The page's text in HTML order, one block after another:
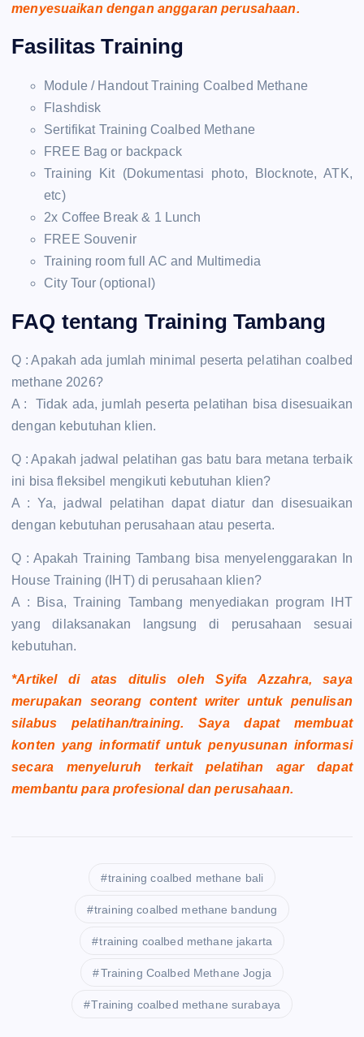
menyesuaikan dengan anggaran perusahaan.
Fasilitas Training
Module / Handout Training Coalbed Methane
Flashdisk
Sertifikat Training Coalbed Methane
FREE Bag or backpack
Training Kit (Dokumentasi photo, Blocknote, ATK,
etc)
2x Coffee Break & 1 Lunch
FREE Souvenir
Training room full AC and Multimedia
City Tour (optional)
FAQ tentang Training Tambang
Q : Apakah ada jumlah minimal peserta pelatihan coalbed
methane 2026?
A : Tidak ada, jumlah peserta pelatihan bisa disesuaikan
dengan kebutuhan klien.
Q : Apakah jadwal pelatihan gas batu bara metana terbaik
ini bisa fleksibel mengikuti kebutuhan klien?
A : Ya, jadwal pelatihan dapat diatur dan disesuaikan
dengan kebutuhan perusahaan atau peserta.
Q : Apakah Training Tambang bisa menyelenggarakan In
House Training (IHT) di perusahaan klien?
A : Bisa, Training Tambang menyediakan program IHT
yang dilaksanakan langsung di perusahaan sesuai
kebutuhan.
*Artikel di atas ditulis oleh Syifa Azzahra, saya
merupakan seorang content writer untuk penulisan
silabus pelatihan/training. Saya dapat membuat
konten yang informatif untuk penyusunan informasi
secara menyeluruh terkait pelatihan agar dapat
membantu para profesional dan perusahaan.
training coalbed methane bali
training coalbed methane bandung
training coalbed methane jakarta
Training Coalbed Methane Jogja
Training coalbed methane surabaya